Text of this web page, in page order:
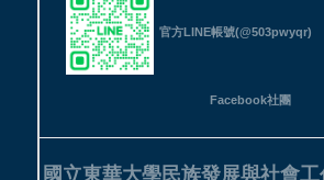
官方LINE帳號(@503pwyqr)
Facebook社團
國立東華大學民族發展與社會